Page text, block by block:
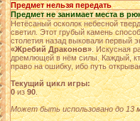
Предмет нельзя передать
Предмет не занимает места в
Нетёсаный осколок небесной
светил. Этот грубый камень
столетия назад выковали первый
«Жребий Драконов». Искусная
дремлющей в нём силы. Каждый,
право на ошибку, ибо путь
Текущий цикл игры:
0из90.
Может быть использовано до 13